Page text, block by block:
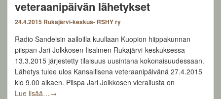
veteraanipäivän lähetykset
24.4.2015 Rukajärvi-keskus- RSHY ry
Radio Sandelsin aalloilla kuullaan Kuopion hiippakunnan
piispan Jari Jolkkosen Iisalmen Rukajärvi-keskuksessa
13.3.2015 järjestetty tilaisuus uusintana kokonaisuudessaan.
Lähetys tulee ulos Kansallisena veteraanipäivänä 27.4.2015
klo 9.00 alkaen. Piispa Jari Jolkkosen vierailusta on
Lue lisää…RadioSandelsin Kansallisen veteraanipäivän lähetykset
→